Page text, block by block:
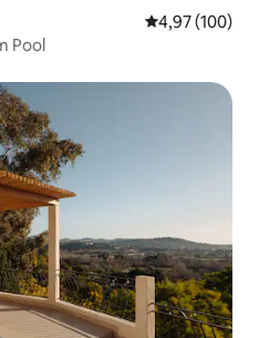
4,97 (100)
Pool